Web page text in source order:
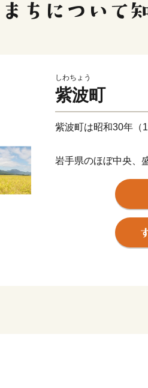
しわちょう
紫波町
紫波町は昭和30年（
岩手県のほぼ中央、
を流れ、東は北上高
ロメートルの町です。
国道4号など6本の
の駅があるなど、交
町は、大きく分け